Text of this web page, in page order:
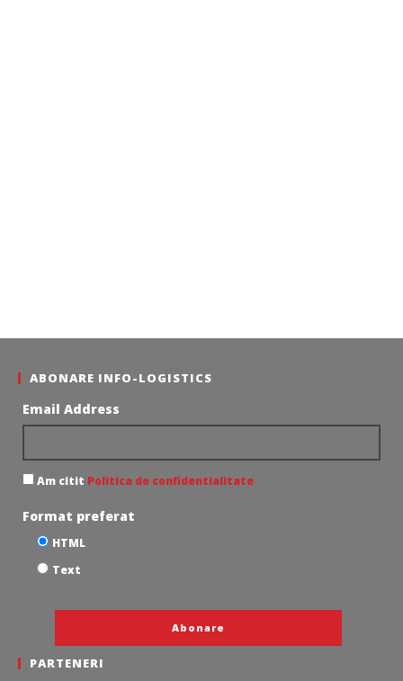
ABONARE INFO-LOGISTICS
Email Address
Am citit Politica de confidentialitate
Format preferat
HTML
Text
PARTENERI